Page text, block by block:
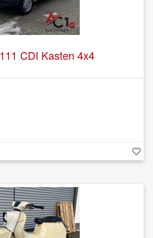
CDI Kasten 4x4